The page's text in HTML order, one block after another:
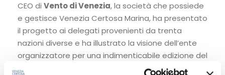
CEO di Vento di Venezia, la società che possiede
e gestisce Venezia Certosa Marina, ha presentato
il progetto ai delegati provenienti da trenta
nazioni diverse e ha illustrato la visione dell’ente
organizzatore per una indimenticabile edizione del
2025. ICOMIA ha quindi passato ufficialmente il